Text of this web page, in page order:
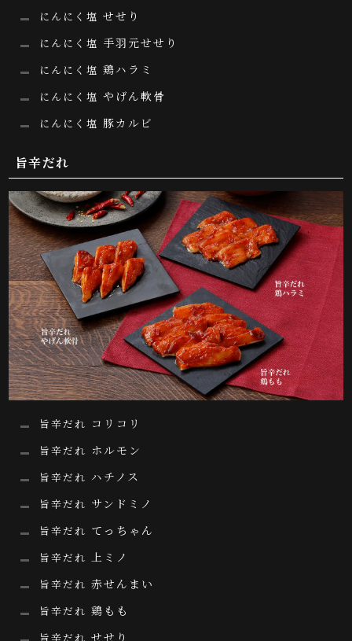
にんにく塩 せせり
にんにく塩 手羽元せせり
にんにく塩 鶏ハラミ
にんにく塩 やげん軟骨
にんにく塩 豚カルビ
旨辛だれ
旨辛だれ コリコリ
旨辛だれ ホルモン
旨辛だれ ハチノス
旨辛だれ サンドミノ
旨辛だれ てっちゃん
旨辛だれ 上ミノ
旨辛だれ 赤せんまい
旨辛だれ 鶏もも
旨辛だれ せせり